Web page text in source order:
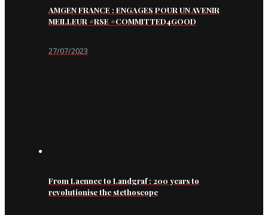
AMGEN FRANCE : ENGAGES POUR UN AVENIR
MEILLEUR #RSE #COMMITTED4GOOD
27/07/2023
From Laennec to Landgraf : 200 years to
revolutionise the stethoscope